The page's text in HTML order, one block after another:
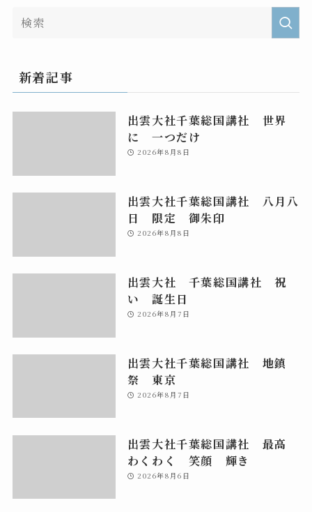
新着記事
出雲大社千葉総国講社 世界
に 一つだけ
2026年8月8日
出雲大社千葉総国講社 八月八
日 限定 御朱印
2026年8月8日
出雲大社 千葉総国講社 祝
い 誕生日
2026年8月7日
出雲大社千葉総国講社 地鎮
祭 東京
2026年8月7日
出雲大社千葉総国講社 最高
わくわく 笑顔 輝き
2026年8月6日